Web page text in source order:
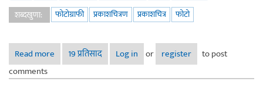
शब्दखुणा:
फोटोग्राफी प्रकाशचित्रण प्रकाशचित्र फोटो
Read more about कॉर्पोरेट फोटोग्राफी कॉन्टेस्ट २०१७ - माझे नामांकन
19 प्रतिसाद Log in or register
to post
comments